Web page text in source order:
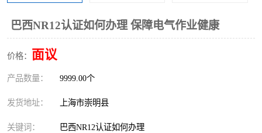
巴西NR12认证如何办理 保障电气作业健康
价格： 面议
产品数量： 9999.00个
发货地址： 上海市崇明县
关键词： 巴西NR12认证如何办理